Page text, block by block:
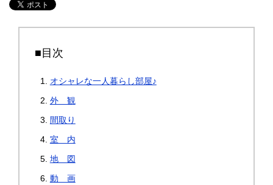
■目次
オシャレな一人暮らし部屋♪
外 観
間取り
室 内
地 図
動 画